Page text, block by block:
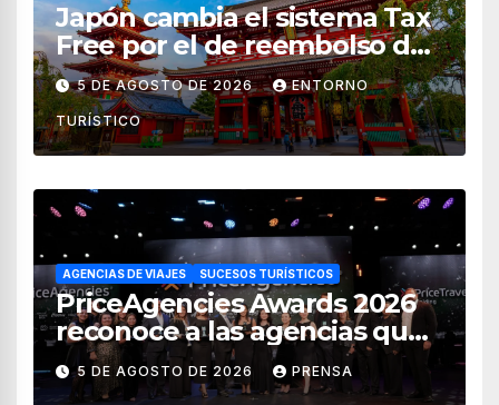
Japón cambia el sistema Tax
Free por el de reembolso de
impuestos desde noviembre
de 2026
5 DE AGOSTO DE 2026 ENTORNO
TURÍSTICO
AGENCIAS DE VIAJES SUCESOS TURÍSTICOS
PriceAgencies Awards 2026
reconoce a las agencias que
impulsan el crecimiento del
turismo en México
5 DE AGOSTO DE 2026 PRENSA